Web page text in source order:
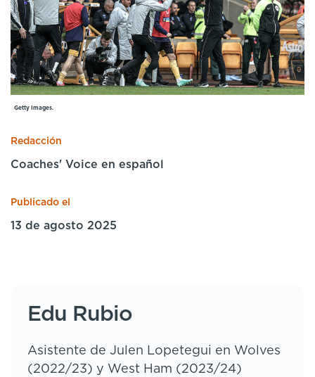
English Español
Getty Images.
Redacción
Coaches' Voice en español
Publicado el
13 de agosto 2025
Edu Rubio
Asistente de Julen Lopetegui en Wolves
(2022/23) y West Ham (2023/24)